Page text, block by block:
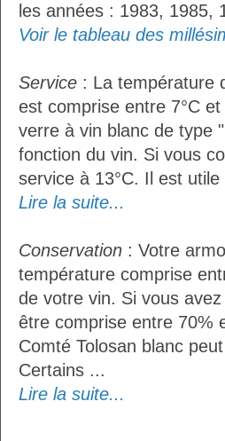
les années : 1983, 1985,
Voir le tableau des
Service : La température
est comprise entre 7°C
verre à vin blanc de type
fonction du vin. Si vous
service à 13°C. Il est
Lire la suite...
Conservation : Votre
température comprise
de votre vin. Si vous
être comprise entre 70%
Comté Tolosan blanc
Certains ...
Lire la suite...